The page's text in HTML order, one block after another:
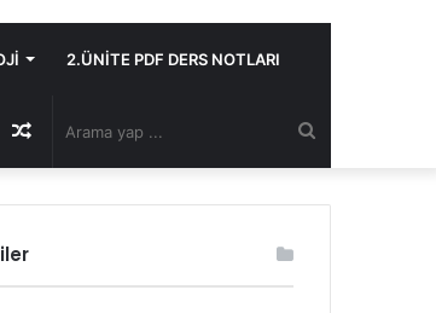
2.ÜNİTE PDF DERS NOTLARI
yap
Rastgele
Makale